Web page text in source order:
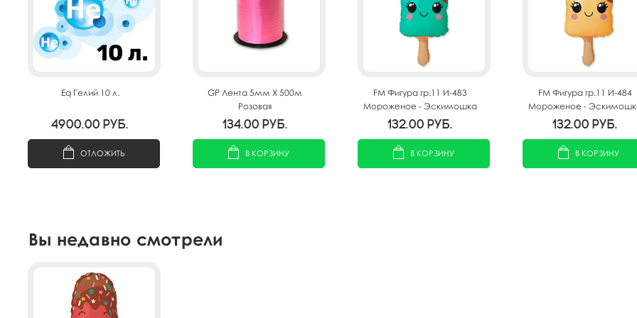
Eq Гелий 10 л.
4900.00 руб.
ОТЛОЖИТЬ
GP Лента 5мм X 500м
Розовая
134.00 руб.
В КОРЗИНУ
FM Фигура гр.11 И-483
Мороженое - Эскимошка
голубое 85см Х 43см
132.00 руб.
В КОРЗИНУ
FM Фигура гр.11 И-484
Мороженое -
85см Х 43см
132.00 руб.
В КОРЗИНУ
Вы недавно смотрели